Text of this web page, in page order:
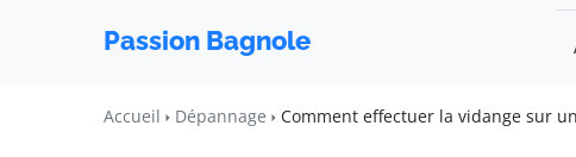
Passion Bagnole
Accueil Dépannage Comment effectuer la vidange sur